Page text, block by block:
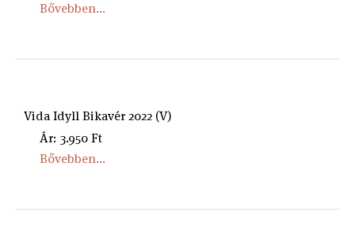
Bővebben...
Vida Idyll Bikavér 2022 (V)
Ár: 3.950 Ft
Bővebben...